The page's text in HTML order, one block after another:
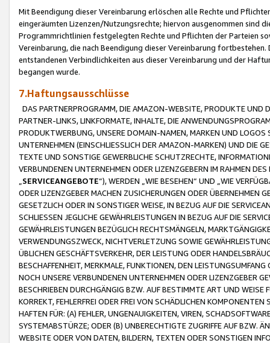
Mit Beendigung dieser Vereinbarung erlöschen alle Rechte und
eingeräumten Lizenzen/Nutzungsrechte; hiervon ausgenommen sind
Programmrichtlinien festgelegten Rechte und Pflichten der Parteien
Vereinbarung, die nach Beendigung dieser Vereinbarung
entstandenen Verbindlichkeiten aus dieser Vereinbarung und der
begangen wurde.
7.Haftungsausschlüsse
DAS PARTNERPROGRAMM, DIE AMAZON-WEBSITE, PRODUKTE UND
PARTNER-LINKS, LINKFORMATE, INHALTE, DIE
PRODUKTWERBUNG, UNSERE DOMAIN-NAMEN, MARKEN UND
UNTERNEHMEN (EINSCHLIESSLICH DER AMAZON-MARKEN) UND DIE
TEXTE UND SONSTIGE GEWERBLICHE SCHUTZRECHTE,
VERBUNDENEN UNTERNEHMEN ODER LIZENZGEBERN IM RAHMEN
SERVICEANGEBOTE“), WERDEN „WIE BESEHEN“ UND „WIE
ODER LIZENZGEBER MACHEN ZUSICHERUNGEN ODER ÜBERNEHMEN
GESETZLICH ODER IN SONSTIGER WEISE, IN BEZUG AUF DIE
SCHLIESSEN JEGLICHE GEWÄHRLEISTUNGEN IN BEZUG AUF DIE
GEWÄHRLEISTUNGEN BEZÜGLICH RECHTSMÄNGELN,
VERWENDUNGSZWECK, NICHTVERLETZUNG SOWIE
ÜBLICHEN GESCHÄFTSVERKEHR, DER LEISTUNG ODER
BESCHAFFENHEIT, MERKMALE, FUNKTIONEN, DEN
NOCH UNSERE VERBUNDENEN UNTERNEHMEN ODER LIZENZGEBER
BESCHRIEBEN DURCHGÄNGIG BZW. AUF BESTIMMTE ART UND
KORREKT, FEHLERFREI ODER FREI VON SCHÄDLICHEN
HAFTEN FÜR: (A) FEHLER, UNGENAUIGKEITEN, VIREN,
SYSTEMABSTÜRZE; ODER (B) UNBERECHTIGTE ZUGRIFFE AUF BZW.
WEBSITE ODER VON DATEN, BILDERN, TEXTEN ODER SONSTIGEN